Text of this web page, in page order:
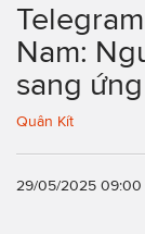
Nam:
sang
Quân Kít
29/05/2025 09:00